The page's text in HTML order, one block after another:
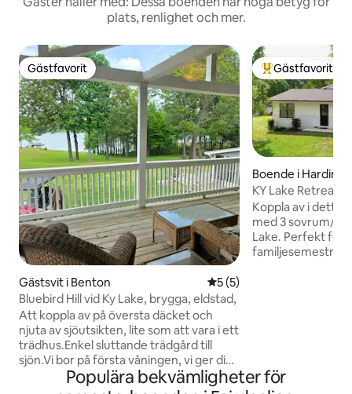
plats, renlighet och mer.
Gästfavorit
Gästfavorit
Gästsvit i Benton 5 av 5 i genomsnittligt
5 (5)
Bluebird Hill vid Ky Lake, brygga, eldstad,
Att koppla av på översta däcket och
njuta av sjöutsikten, lite som att vara i ett
trädhus.Enkel sluttande trädgård till
sjön.Vi bor på första våningen, vi ger dig
fullständig avskildhet, vi älskar att träffa
nya gäster och säga hej snabbt och svara
Populär
Gästfavorit
Boende i Hardin
KY Lake Retreat •
marinan + fiske
Koppla av i detta
med 3 sovrum/2
Lake. Perfekt för
familjesemestrar,
och helgresor.
Airbnb-boende
Populära bekvämligheter för